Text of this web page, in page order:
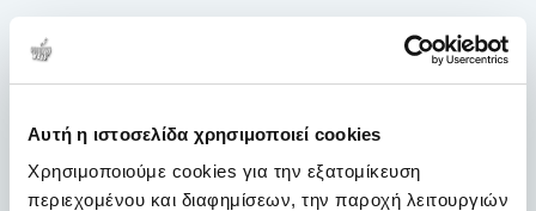
Αυτή η ιστοσελίδα χρησιμοποιεί cookies
Χρησιμοποιούμε cookies για την εξατομίκευση
περιεχομένου και διαφημίσεων, την παροχή λειτουργιών